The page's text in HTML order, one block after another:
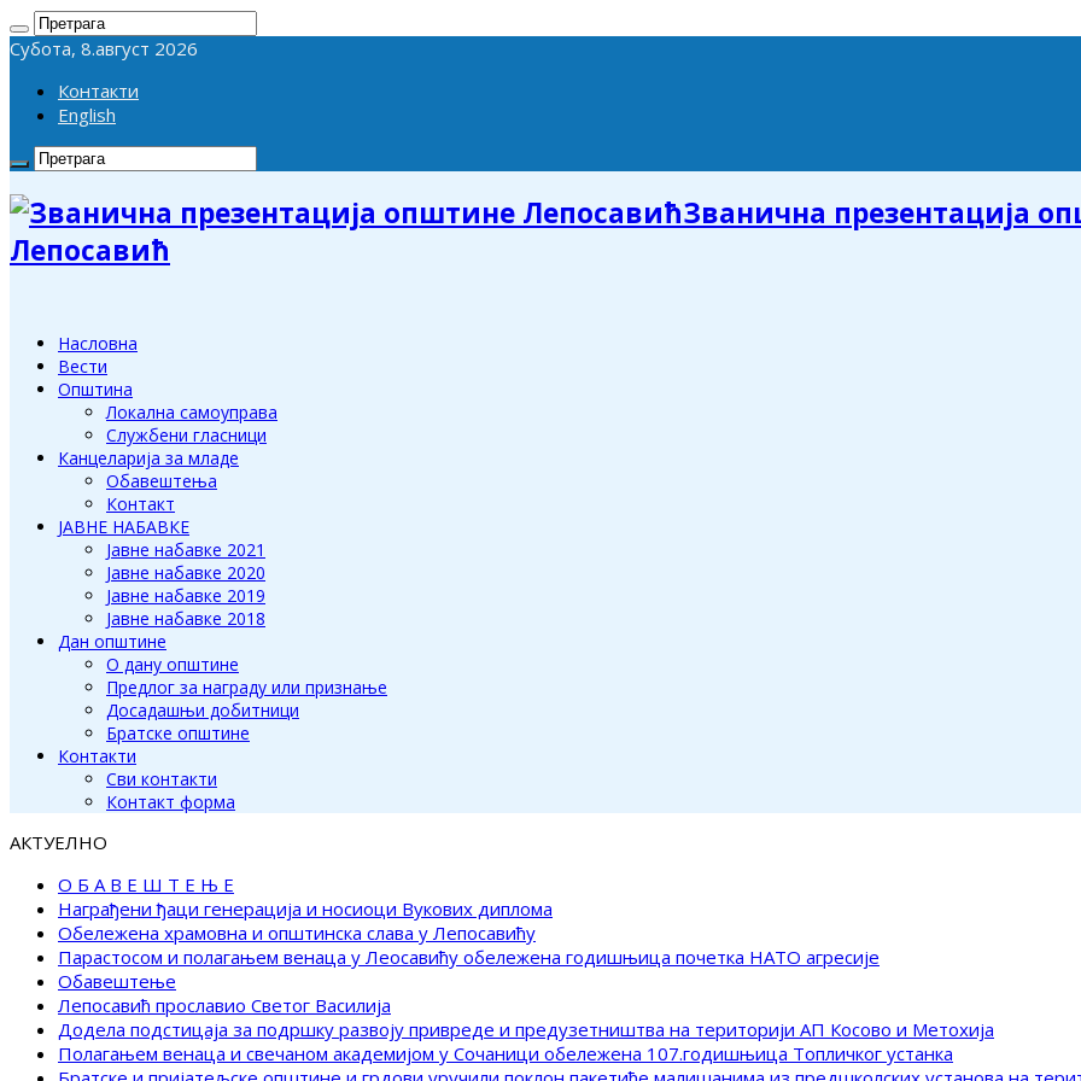
Субота, 8.август 2026
Контакти
English
Званична презентација
Лепосавић
Насловна
Вести
Општина
Локална самоуправа
Службени гласници
Канцеларија за младе
Обавештења
Контакт
ЈАВНЕ НАБАВКЕ
Јавне набавке 2021
Јавне набавке 2020
Јавне набавке 2019
Јавне набавке 2018
Дан општине
О дану општине
Предлог за награду или признање
Досадашњи добитници
Братске општине
Контакти
Сви контакти
Контакт форма
АКТУЕЛНО
О Б А В Е Ш Т Е Њ Е
Награђени ђаци генерација и носиоци Вукових диплома
Обележена храмовна и општинска слава у Лепосавићу
Парастосом и полагањем венаца у Леосавићу обележена годишњица почетка НАТО агресије
Обавештење
Лепосавић прославио Светог Василија
Додела подстицаја за подршку развоју привреде и предузетништва на територији АП Косово и Метохија
Полагањем венаца и свечаном академијом у Сочаници обележена 107.годишњица Топличког устанка